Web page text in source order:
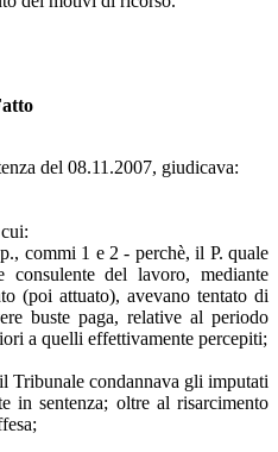
del 08.11.2007, giudicava:
commi 1 e 2 - perchè, il P. quale
del lavoro, mediante
(poi attuato), avevano tentato di
buste paga, relative al periodo
a quelli effettivamente percepiti;
Tribunale condannava gli imputati
in sentenza; oltre al risarcimento